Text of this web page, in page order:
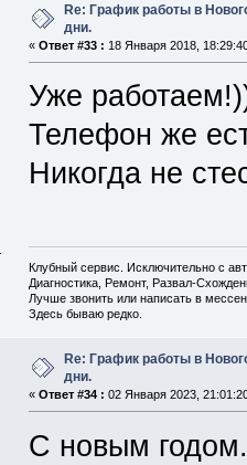
Re: График работы в
дни.
«Ответ #33 : 18 Января 2018,
Уже
Телефон же
Никогда не
Клубный сервис. Исключительно с
Диагностика, Ремонт, Развал-
Лучше звонить или написать в
Здесь бываю редко.
Re: График работы в
дни.
«Ответ #34 : 02 Января 2023,
С новым